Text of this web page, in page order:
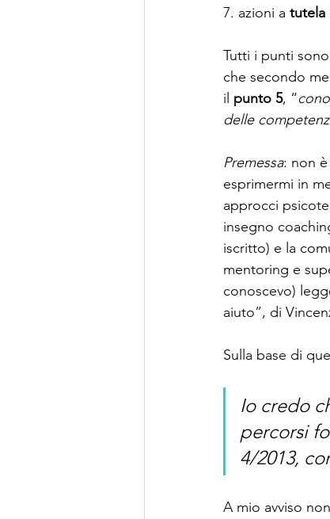
7. azioni a tutela
Tutti i punti
che secondo
il punto 5, “
delle
Premessa: non
esprimermi in
approcci
insegno
iscritto) e la
mentoring e
conoscevo)
aiuto”, di
Sulla base di
Io credo
percorsi
4/2013,
A mio avviso